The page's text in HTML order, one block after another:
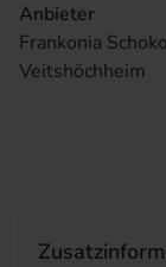
Anbieter
Frankonia
Veitshöchheim